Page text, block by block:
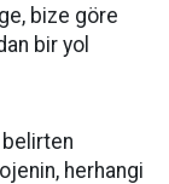
bize göre
bir yol
belirten
herhangi